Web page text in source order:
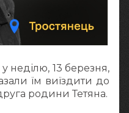
неділю, 13 березня,
їм виїздити до
родини Тетяна.